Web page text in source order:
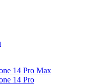
14 Pro Max
14 Pro